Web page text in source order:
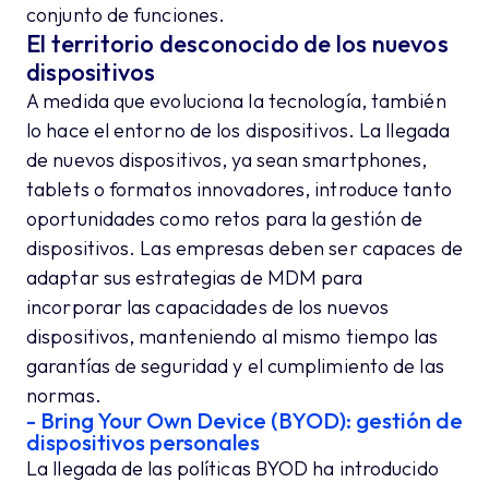
conjunto de funciones.
El territorio desconocido de los nuevos
dispositivos
A medida que evoluciona la tecnología, también
lo hace el entorno de los dispositivos. La llegada
de nuevos dispositivos, ya sean smartphones,
tablets o formatos innovadores, introduce tanto
oportunidades como retos para la gestión de
dispositivos. Las empresas deben ser capaces de
adaptar sus estrategias de MDM para
incorporar las capacidades de los nuevos
dispositivos, manteniendo al mismo tiempo las
garantías de seguridad y el cumplimiento de las
normas.
- Bring Your Own Device (BYOD): gestión de
dispositivos personales
La llegada de las políticas BYOD ha introducido